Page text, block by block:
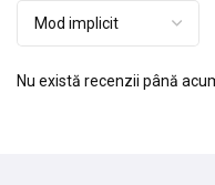
Nu există recenzii până